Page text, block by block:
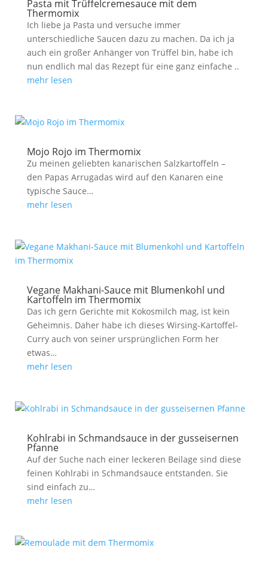
Pasta mit Trüffelcremesauce mit dem
Thermomix
Ich liebe ja Pasta und versuche immer
unterschiedliche Saucen dazu zu machen. Da ich ja
auch ein großer Anhänger von Trüffel bin, habe ich
nun endlich mal das Rezept für eine ganz einfache ..
mehr lesen
Mojo Rojo im Thermomix
Zu meinen geliebten kanarischen Salzkartoffeln –
den Papas Arrugadas wird auf den Kanaren eine
typische Sauce…
mehr lesen
Vegane Makhani-Sauce mit Blumenkohl und
Kartoffeln im Thermomix
Das ich gern Gerichte mit Kokosmilch mag, ist kein
Geheimnis. Daher habe ich dieses Wirsing-Kartoffel-
Curry auch von seiner ursprünglichen Form her
etwas…
mehr lesen
Kohlrabi in Schmandsauce in der gusseisernen
Pfanne
Auf der Suche nach einer leckeren Beilage sind diese
feinen Kohlrabi in Schmandsauce entstanden. Sie
sind einfach zu…
mehr lesen